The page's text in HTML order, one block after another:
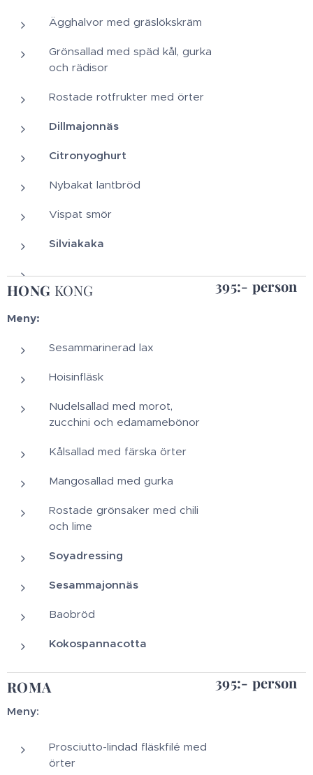
Ägghalvor med gräslökskräm
Grönsallad med späd kål, gurka
och rädisor
Rostade rotfrukter med örter
Dillmajonnäs
Citronyoghurt
Nybakat lantbröd
Vispat smör
Silviakaka
HONG KONG
Meny:
Sesammarinerad lax
Hoisinfläsk
Nudelsallad med morot,
zucchini och edamamebönor
Kålsallad med färska örter
Mangosallad med gurka
Rostade grönsaker med chili
och lime
Soyadressing
Sesammajonnäs
Baobröd
Kokospannacotta
395:- person
ROMA
Meny:
Prosciutto-lindad fläskfilé med
örter
395:- person